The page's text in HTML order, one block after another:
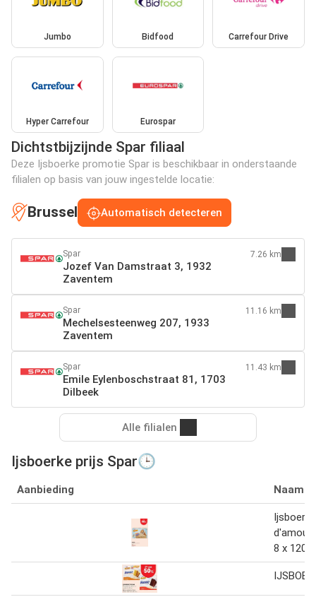
Jumbo Bidfood Carrefour Drive
Hyper Carrefour Eurospar
Dichtstbijzijnde Spar filiaal
Deze Ijsboerke promotie Spar is beschikbaar in onderstaande
filialen op basis van jouw ingestelde locatie:
Brussel Automatisch detecteren
Spar
Jozef Van Damstraat 3, 1932
Zaventem
7.26 km
Spar
Mechelsesteenweg 207, 1933
Zaventem
11.16 km
Spar
Emile Eylenboschstraat 81, 1703
Dilbeek
11.43 km
Alle filialen
Ijsboerke prijs Spar🕒
Aanbieding Naam
d'amour
8 x 120